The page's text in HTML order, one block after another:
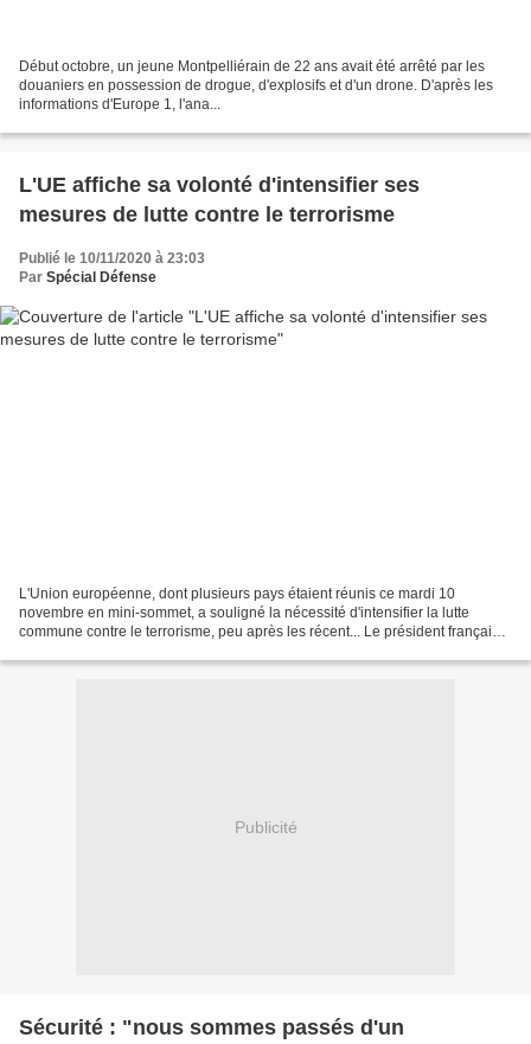
Début octobre, un jeune Montpelliérain de 22 ans avait été arrêté par les
douaniers en possession de drogue, d'explosifs et d'un drone. D'après les
informations d'Europe 1, l'ana...
L'UE affiche sa volonté d'intensifier ses
mesures de lutte contre le terrorisme
Publié le 10/11/2020 à 23:03
Par Spécial Défense
L'Union européenne, dont plusieurs pays étaient réunis ce mardi 10
novembre en mini-sommet, a souligné la nécessité d'intensifier la lutte
commune contre le terrorisme, peu après les récent... Le président français
Publicité
Sécurité : "nous sommes passés d'un